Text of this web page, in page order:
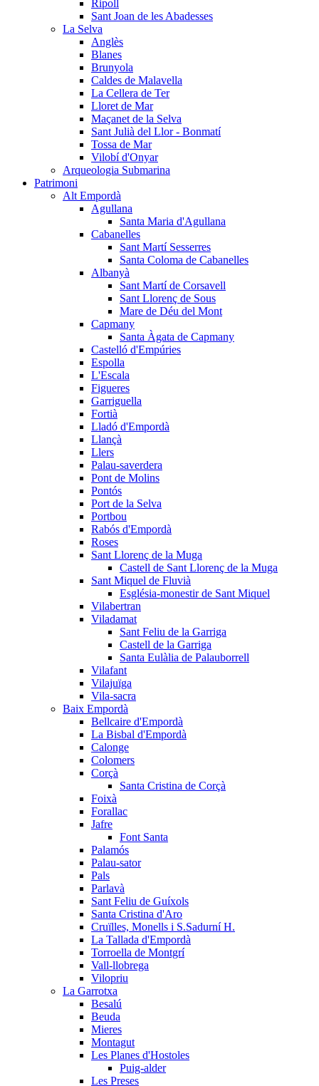
Ripoll
Sant Joan de les Abadesses
La Selva
Anglès
Blanes
Brunyola
Caldes de Malavella
La Cellera de Ter
Lloret de Mar
Maçanet de la Selva
Sant Julià del Llor - Bonmatí
Tossa de Mar
Vilobí d'Onyar
Arqueologia Submarina
Patrimoni
Alt Empordà
Agullana
Santa Maria d'Agullana
Cabanelles
Sant Martí Sesserres
Santa Coloma de Cabanelles
Albanyà
Sant Martí de Corsavell
Sant Llorenç de Sous
Mare de Déu del Mont
Capmany
Santa Àgata de Capmany
Castelló d'Empúries
Espolla
L'Escala
Figueres
Garriguella
Fortià
Lladó d'Empordà
Llançà
Llers
Palau-saverdera
Pont de Molins
Pontós
Port de la Selva
Portbou
Rabós d'Empordà
Roses
Sant Llorenç de la Muga
Castell de Sant Llorenç de la Muga
Sant Miquel de Fluvià
Església-monestir de Sant Miquel
Vilabertran
Viladamat
Sant Feliu de la Garriga
Castell de la Garriga
Santa Eulàlia de Palauborrell
Vilafant
Vilajuïga
Vila-sacra
Baix Empordà
Bellcaire d'Empordà
La Bisbal d'Empordà
Calonge
Colomers
Corçà
Santa Cristina de Corçà
Foixà
Forallac
Jafre
Font Santa
Palamós
Palau-sator
Pals
Parlavà
Sant Feliu de Guíxols
Santa Cristina d'Aro
Cruïlles, Monells i S.Sadurní H.
La Tallada d'Empordà
Torroella de Montgrí
Vall-llobrega
Vilopriu
La Garrotxa
Besalú
Beuda
Mieres
Montagut
Les Planes d'Hostoles
Puig-alder
Les Preses